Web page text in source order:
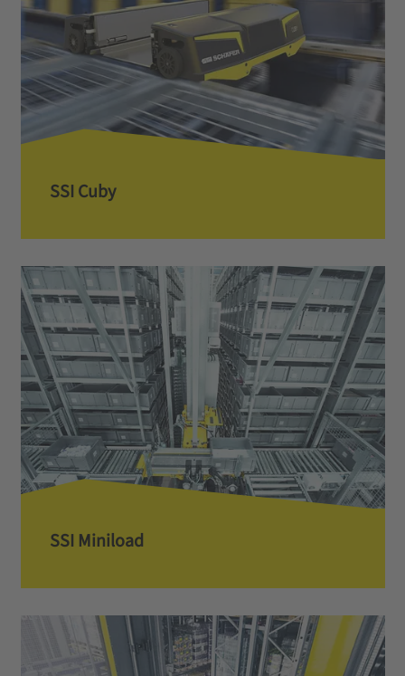
SSI Cuby
SSI Miniload